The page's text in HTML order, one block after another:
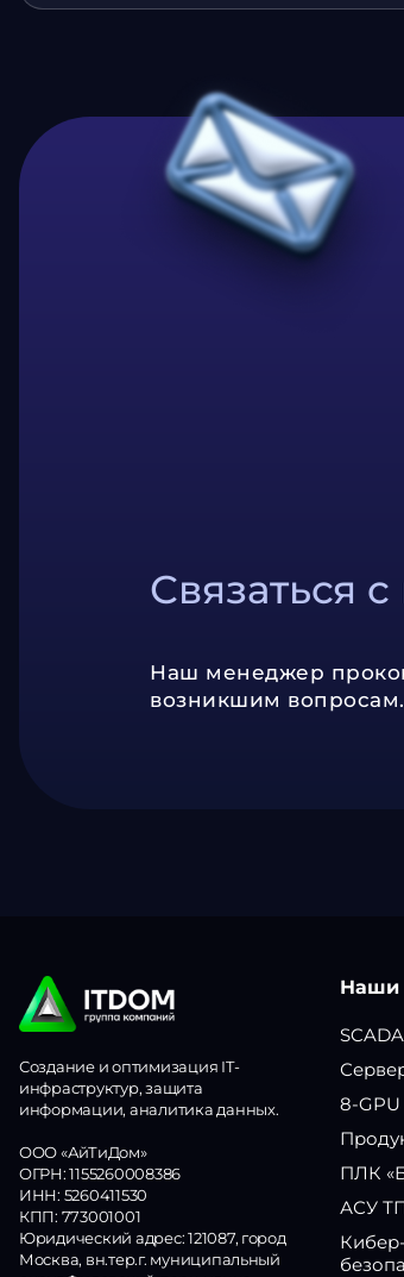
Связаться
Наш менеджер
возникшим вопросам.
Создание и оптимизация IT-
инфраструктур, защита
информации, аналитика данных.
ООО «АйТиДом»
ОГРН: 1155260008386
ИНН: 5260411530
КПП: 773001001
Юридический адрес: 121087, город
Москва, вн.тер.г. муниципальный
Наши
8-
ПЛК
АСУ